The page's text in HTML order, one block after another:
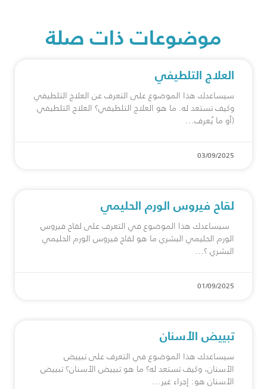
موضوعات ذات صلة
العلاج التلطيفي
سيساعدك هذا الموضوع على التعرف عن العلاج التلطيفي
وكيف تستعد له. ما هو العلاج التلطيفي؟ العلاج التلطيفي
(أو ما يُعرف
03/09/2025
لقاح فيروس الورم الحليمي
سيساعدك هذا الموضوع في التعرف على لقاح فيروس
الورم الحليمي البشري ما هو ⁠لقاح فيروس الورم الحليمي
البشري ؟
01/09/2025
تبييض الأسنان
سيساعدك هذا الموضوع في التعرف على تبييض
الأسنان، وكيف تستعد له؟ ما هو تبييض الأسنان؟ تبييض
الأسنان هو: إجراء غير